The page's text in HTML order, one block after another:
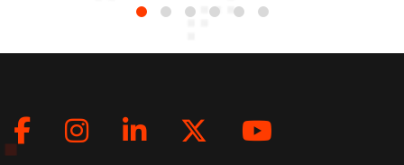
Social
menu
Facebook
Instagram
LinkedInTwitter